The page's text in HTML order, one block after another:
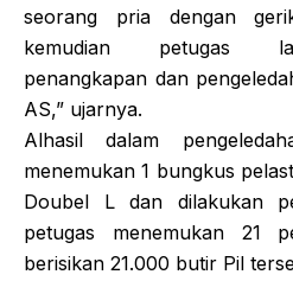
seorang pria dengan
kemudian petugas
penangkapan dan
AS,” ujarnya.
Alhasil dalam
menemukan 1 bungkus
Doubel L dan dilakukan
petugas menemukan 21
berisikan 21.000 butir Pil